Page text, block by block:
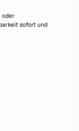
oder
sofort und